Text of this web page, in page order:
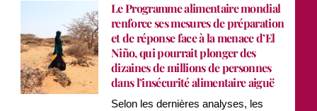
Le Programme alimentaire mondial
renforce ses mesures de préparation
et de réponse face à la menace d’El
Niño, qui pourrait plonger des
dizaines de millions de personnes
dans l’insécurité alimentaire aiguë
Selon les dernières analyses, les